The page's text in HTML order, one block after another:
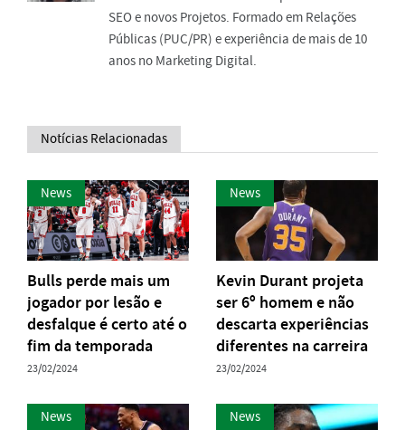
SEO e novos Projetos. Formado em Relações
Públicas (PUC/PR) e experiência de mais de 10
anos no Marketing Digital.
Notícias Relacionadas
News
Bulls perde mais um
jogador por lesão e
desfalque é certo até o
fim da temporada
23/02/2024
News
Kevin Durant projeta
ser 6º homem e não
descarta experiências
diferentes na carreira
23/02/2024
News News